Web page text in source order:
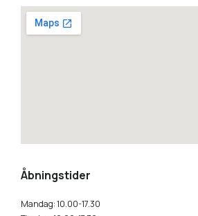
Åbningstider
Mandag: 10.00-17.30